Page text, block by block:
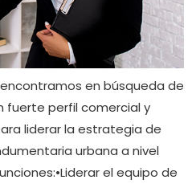
en búsqueda de
perfil comercial y
liderar la estrategia de
urbana a nivel
el equipo de